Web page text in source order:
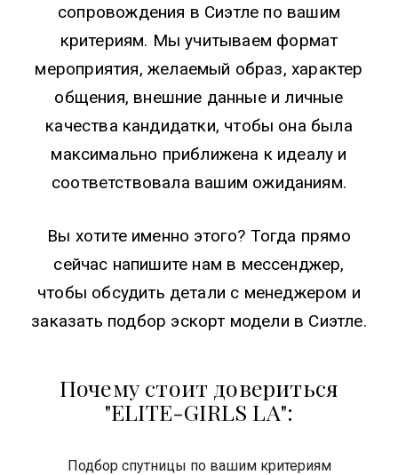
сопровождения в Сиэтле по вашим
критериям. Мы учитываем формат
мероприятия, желаемый образ, характер
общения, внешние данные и личные
качества кандидатки, чтобы она была
максимально приближена к идеалу и
соответствовала вашим ожиданиям.
Вы хотите именно этого? Тогда прямо
сейчас напишите нам в мессенджер,
чтобы обсудить детали с менеджером и
заказать подбор эскорт модели в Сиэтле.
Почему стоит довериться
"ELITE-GIRLS LA":
Подбор спутницы по вашим критериям